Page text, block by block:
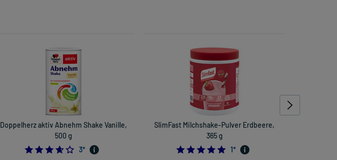
Doppelherz aktiv Abnehm Shake Vanille,
500 g
3.6666666666666665
3*
SlimFast Milchshake-Pulver Erdbeere,
365 g
5.0
1*